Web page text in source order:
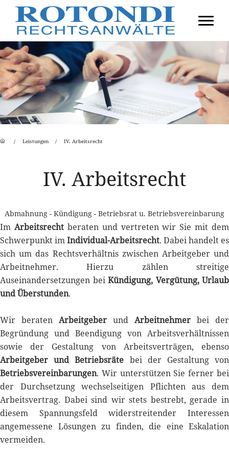
Leistungen IV. Arbeits­recht
IV. Arbeitsrecht
Abmahnung - Kündigung - Betriebsrat u. Betriebsvereinbarung
Im Arbeitsrechtberaten und vertreten wir Sie mit dem
Schwerpunkt imIndividual-Arbeitsrecht. Dabei handelt es
sich um das Rechtsverhältnis zwischen Arbeitgeber und
Arbeitnehmer. Hierzu zählen streitige
Auseinandersetzungen bei Kündigung, Vergütung, Urlaub
und Überstunden.
Wir beraten Arbeitgeber und Arbeitnehmer bei der
Begründung und Beendigung von Arbeitsverhältnissen
sowie der Gestaltung von Arbeitsverträgen, ebenso
Arbeitgeber und Betriebsräte bei der Gestaltung von
Betriebsvereinbarungen. Wir unterstützen Sie ferner bei
der Durchsetzung wechselseitigen Pflichten aus dem
Arbeitsvertrag. Dabei sind wir stets bestrebt, gerade in
diesem Spannungsfeld widerstreitender Interessen
angemessene Lösungen zu finden, die eine Eskalation
vermeiden.